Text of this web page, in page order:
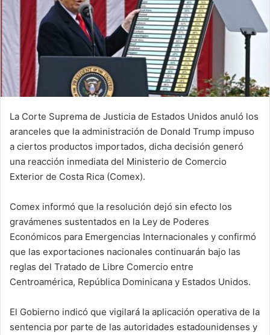
La Corte Suprema de Justicia de Estados Unidos anuló los
aranceles que la administración de Donald Trump impuso
a ciertos productos importados, dicha decisión generó
una reacción inmediata del Ministerio de Comercio
Exterior de Costa Rica (Comex).
Comex informó que la resolución dejó sin efecto los
gravámenes sustentados en la Ley de Poderes
Económicos para Emergencias Internacionales y confirmó
que las exportaciones nacionales continuarán bajo las
reglas del Tratado de Libre Comercio entre
Centroamérica, República Dominicana y Estados Unidos.
El Gobierno indicó que vigilará la aplicación operativa de la
sentencia por parte de las autoridades estadounidenses y